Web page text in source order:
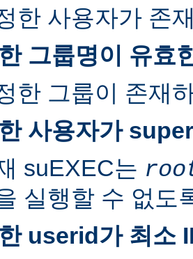
한 사용자가 존
그룹명이 유효
한 그룹이 존재
사용자가
suEXEC는
실행할 수 없도
userid가 최소